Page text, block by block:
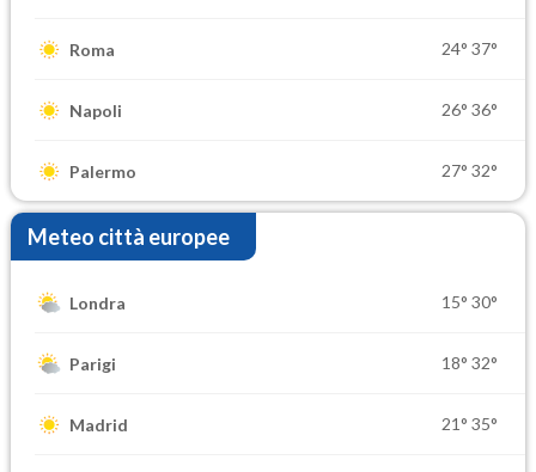
Roma 24° 37°
Napoli 26° 36°
Palermo 27° 32°
Meteo città europee
Londra 15° 30°
Parigi 18° 32°
Madrid 21° 35°